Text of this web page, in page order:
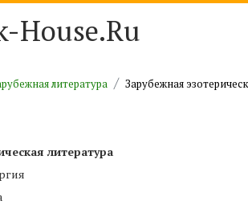
House.Ru
литература Зарубежная
литература